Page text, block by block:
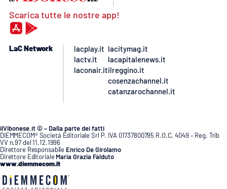
Scarica tutte le nostre app!
LaC Network
lacplay.it
lactv.it
laconair.it
lacitymag.it
lacapitalenews.it
ilreggino.it
cosenzachannel.it
catanzarochannel.it
ilVibonese.it © – Dalla parte dei fatti
DIEMMECOM® Società Editoriale Srl P. IVA 01737800795 R.O.C. 4049 – Reg. Trib
VV n.97 del 11.12.1996
Direttore Responsabile Enrico De Girolamo
Direttore Editoriale Maria Grazia Falduto
www.diemmecom.it